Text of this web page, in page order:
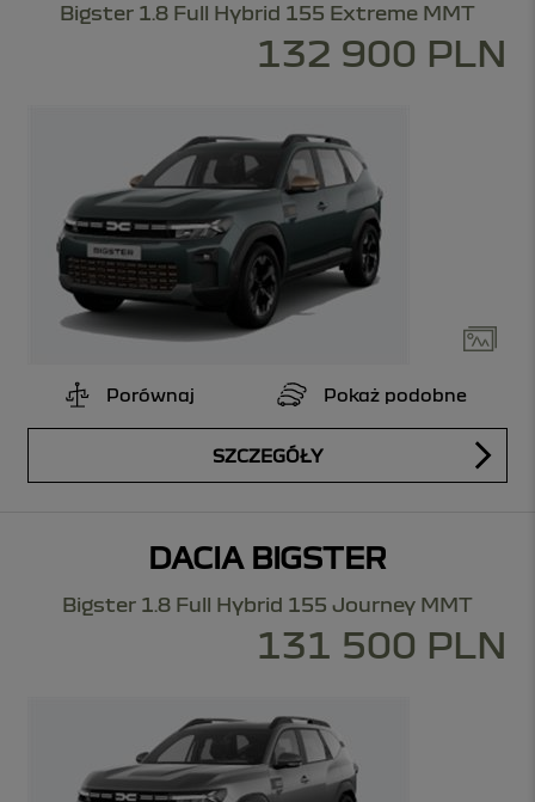
Bigster 1.8 Full Hybrid 155 Extreme MMT
132 900 PLN
Porównaj Pokaż podobne
SZCZEGÓŁY
DACIA BIGSTER
Bigster 1.8 Full Hybrid 155 Journey MMT
131 500 PLN